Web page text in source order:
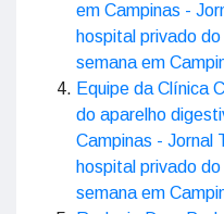
em Campinas -
hospital privado
semana em
Equipe da Clínica
do aparelho
Campinas - Jornal
hospital privado
semana em